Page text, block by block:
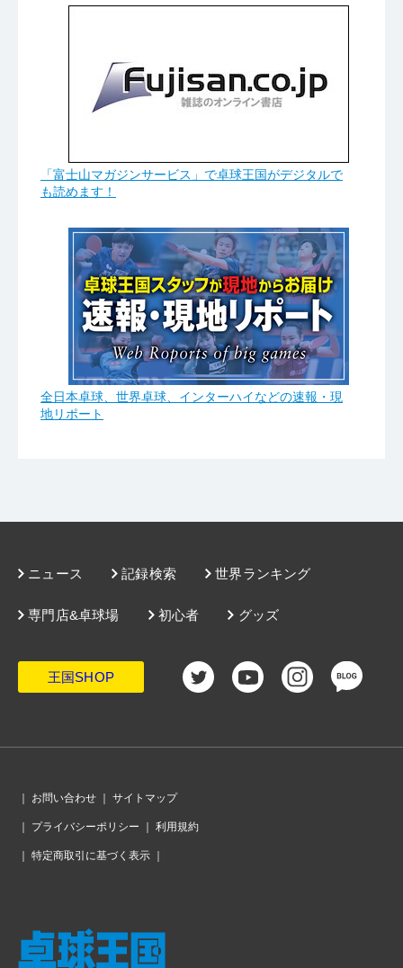
「富士山マガジンサービス」で卓球王国がデジタルで
も読めます！
全日本卓球、世界卓球、インターハイなどの速報・現
地リポート
ニュース 記録検索 世界ランキング
グッズ
専門店&卓球場 初心者
王国SHOP
｜ お問い合わせ ｜ サイトマップ
｜ プライバシーポリシー ｜ 利用規約
｜ 特定商取引に基づく表示 ｜